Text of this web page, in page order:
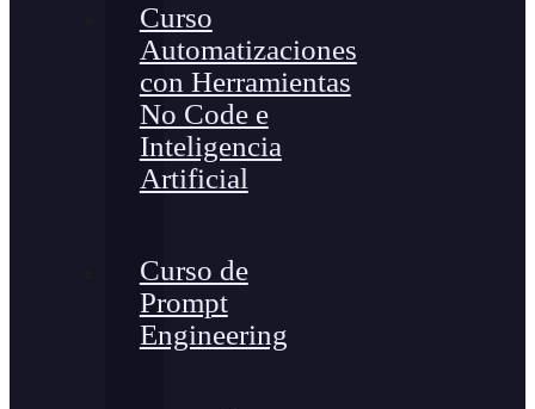
Curso
Automatizaciones
con Herramientas
No Code e
Inteligencia
Artificial
Curso de
Prompt
Engineering